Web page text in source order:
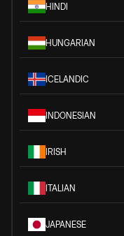
HINDI
HUNGARIAN
ICELANDIC
INDONESIAN
IRISH
ITALIAN
JAPANESE